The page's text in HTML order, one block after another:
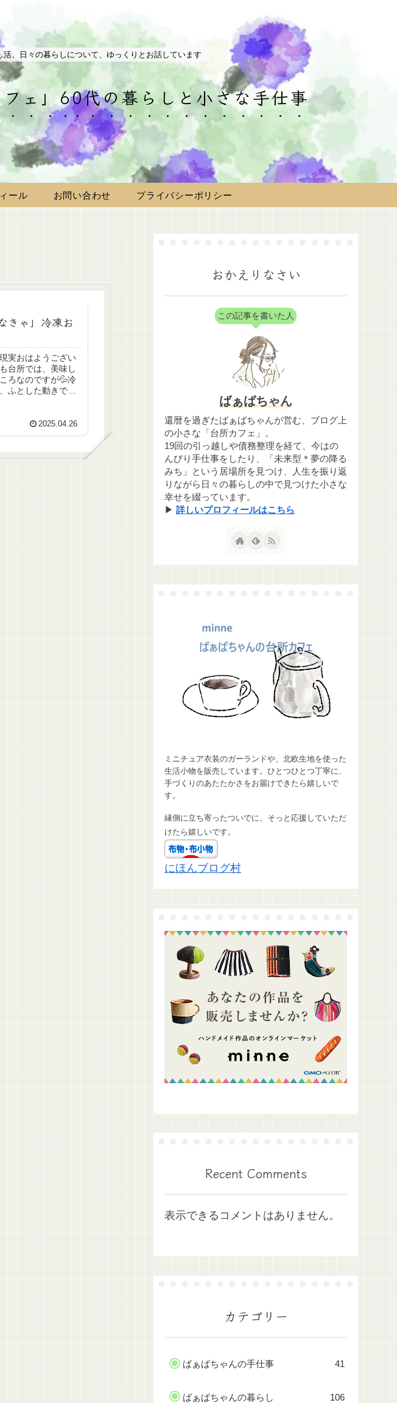
、日々の暮らしについて、ゆっくりとお話しています
ェ」60代の暮らしと小さな手仕事
ール お問い合わせ プライバシーポリシー
きゃ」冷凍お
実おはようござい
台所では、美味し
ろなのですが💦冷
ふとした動きで膝
2025.04.26
おかえりなさい
この記事を書いた人
ばぁばちゃん
還暦を過ぎたばぁばちゃんが営む、ブログ上
の小さな「台所カフェ」。
19回の引っ越しや債務整理を経て、今はの
んびり手仕事をしたり、「未来型＊夢の降る
みち」という居場所を見つけ、人生を振り返
りながら日々の暮らしの中で見つけた小さな
幸せを綴っています。
▶ 詳しいプロフィールはこちら
ミニチュア衣装のガーランドや、北欧生地を使った
生活小物を販売しています。ひとつひとつ丁寧に、
手づくりのあたたかさをお届けできたら嬉しいで
す。
縁側に立ち寄ったついでに、そっと応援していただ
けたら嬉しいです。
にほんブログ村
Recent Comments
表示できるコメントはありません。
カテゴリー
ばぁばちゃんの手仕事 41
ばぁばちゃんの暮らし 106